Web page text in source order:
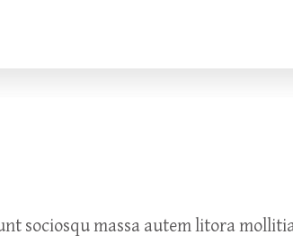
sociosqu massa autem litora